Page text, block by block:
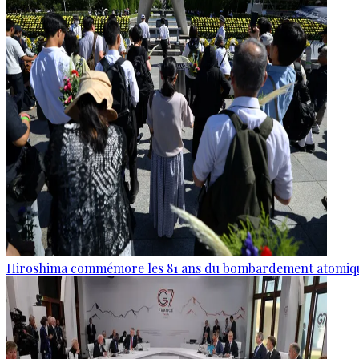
Hiroshima commémore les 81 ans du bombardement